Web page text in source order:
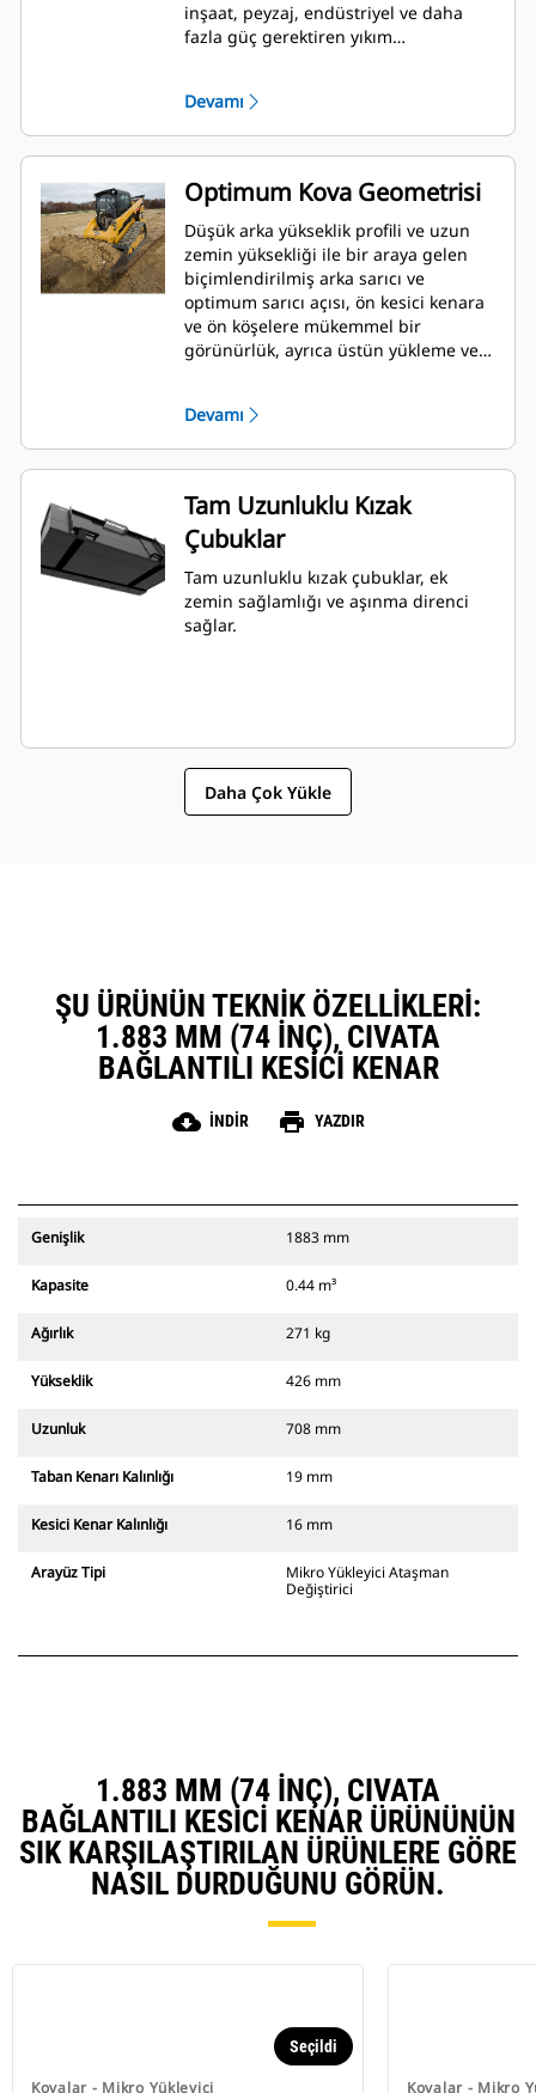
inşaat, peyzaj, endüstriyel ve daha
fazla güç gerektiren yıkım
Devamı
Optimum Kova Geometrisi
Düşük arka yükseklik profili ve uzun
zemin yüksekliği ile bir araya gelen
biçimlendirilmiş arka sarıcı ve
optimum sarıcı açısı, ön kesici kenara
ve ön köşelere mükemmel bir
görünürlük, ayrıca üstün yükleme ve
Devamı
Tam Uzunluklu Kızak
Çubuklar
Tam uzunluklu kızak çubuklar, ek
zemin sağlamlığı ve aşınma direnci
sağlar.
Daha Çok Yükle
ŞU ÜRÜNÜN TEKNIK ÖZELLIKLERI:
1.883 MM (74 INÇ), CIVATA
BAĞLANTILI KESICI KENAR
cloud_download İNDIR print YAZDIR
Genişlik 1883 mm
Kapasite 0.44 m³
Ağırlık 271 kg
Yükseklik 426 mm
Uzunluk 708 mm
Taban Kenarı Kalınlığı 19 mm
Kesici Kenar Kalınlığı 16 mm
Arayüz Tipi
Mikro Yükleyici Ataşman
Değiştirici
1.883 MM (74 INÇ), CIVATA
BAĞLANTILI KESICI KENAR ÜRÜNÜNÜN
SIK KARŞILAŞTIRILAN ÜRÜNLERE GÖRE
NASIL DURDUĞUNU GÖRÜN.
Kovalar - Mikro Yükleyici
Seçildi
Kovalar - Mikro